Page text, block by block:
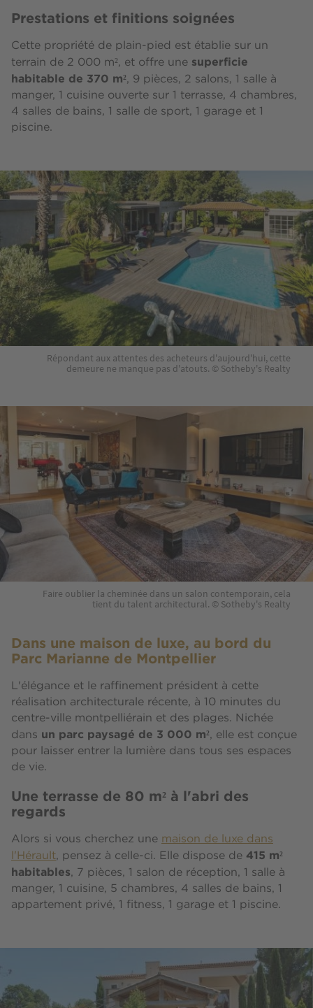
Prestations et finitions soignées
Cette propriété de plain-pied est établie sur un
terrain de 2 000 m², et offre une superficie
habitable de 370 m², 9 pièces, 2 salons, 1 salle à
manger, 1 cuisine ouverte sur 1 terrasse, 4 chambres,
4 salles de bains, 1 salle de sport, 1 garage et 1
piscine.
Répondant aux attentes des acheteurs d'aujourd'hui, cette
demeure ne manque pas d'atouts. © Sotheby's Realty
Faire oublier la cheminée dans un salon contemporain, cela
tient du talent architectural. © Sotheby's Realty
Dans une maison de luxe, au bord du
Parc Marianne de Montpellier
​L'élégance et le raffinement président à cette
réalisation architecturale récente, à 10 minutes du
centre-ville montpelliérain et des plages. Nichée
dans un parc paysagé de 3 000 m², elle est conçue
pour laisser entrer la lumière dans tous ses espaces
de vie.
Une terrasse de 80 m² à l'abri des
regards
Alors si vous cherchez une maison de luxe dans
l'Hérault, pensez à celle-ci. Elle dispose de 415 m²
habitables, 7 pièces, 1 salon de réception, 1 salle à
manger, 1 cuisine, 5 chambres, 4 salles de bains, 1
appartement privé, 1 fitness, 1 garage et 1 piscine.